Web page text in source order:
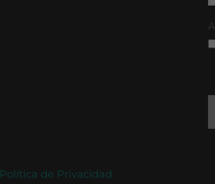
Política de Privacidad